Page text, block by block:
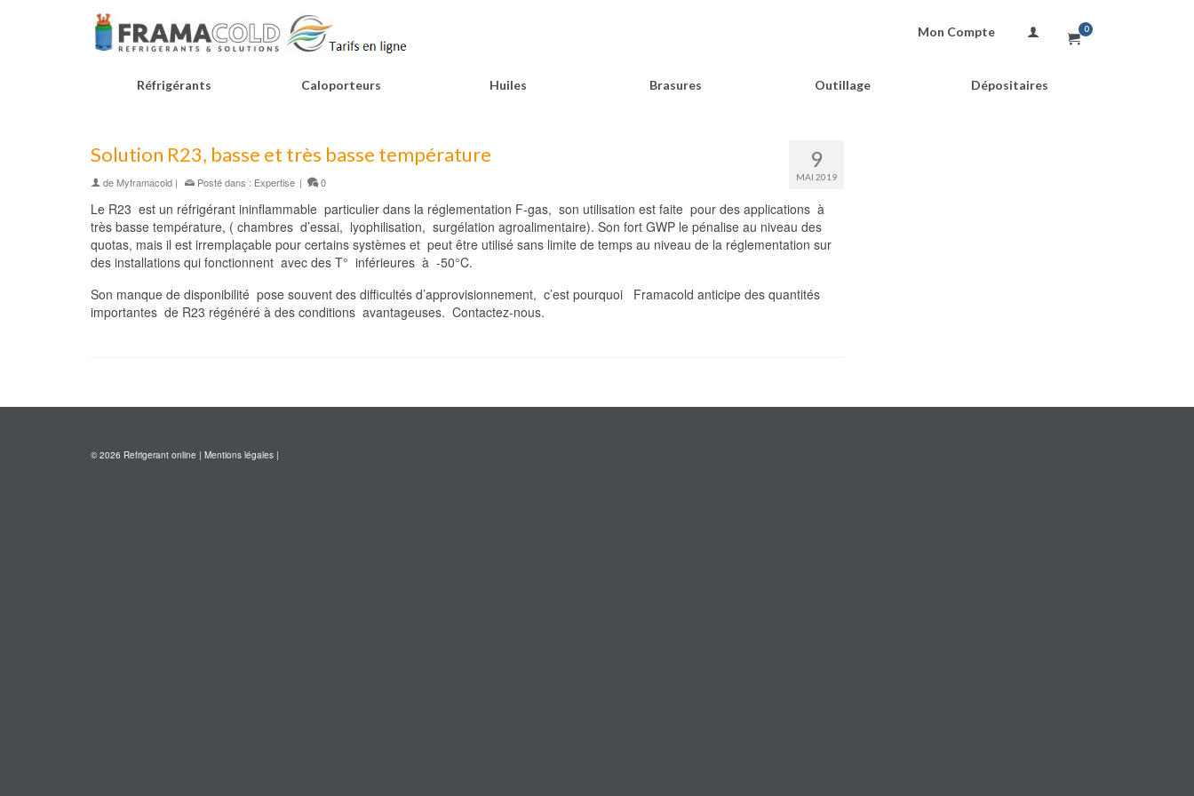
Mon Compte 0
Réfrigérants Caloporteurs Huiles Brasures Outillage Dépositaires
9
MAI 2019
Solution R23, basse et très basse température
deMyframacold | Posté dans : Expertise | 0
Le R23 est un réfrigérant ininflammable particulier dans la réglementation F-gas, son utilisation est faite pour des applications à
très basse température, ( chambres d’essai, lyophilisation, surgélation agroalimentaire). Son fort GWP le pénalise au niveau des
quotas, mais il est irremplaçable pour certains systèmes et peut être utilisé sans limite de temps au niveau de la réglementation sur
des installations qui fonctionnent avec des T° inférieures à -50°C.
Son manque de disponibilité pose souvent des difficultés d’approvisionnement, c’est pourquoi Framacold anticipe des quantités
importantes de R23 régénéré à des conditions avantageuses. Contactez-nous.
© 2026 Refrigerant online | Mentions légales |